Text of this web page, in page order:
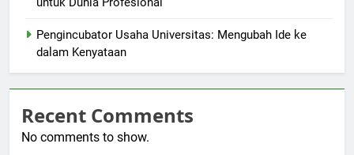
Pengincubator Usaha Universitas: Mengubah Ide ke
dalam Kenyataan
Recent Comments
No comments to show.